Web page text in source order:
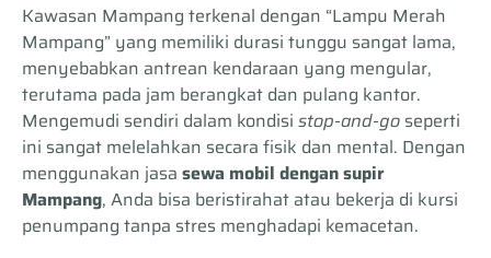
Kawasan Mampang terkenal dengan “Lampu Merah
Mampang” yang memiliki durasi tunggu sangat lama,
menyebabkan antrean kendaraan yang mengular,
terutama pada jam berangkat dan pulang kantor.
Mengemudi sendiri dalam kondisi stop-and-go seperti
ini sangat melelahkan secara fisik dan mental. Dengan
menggunakan jasa sewa mobil dengan supir
Mampang, Anda bisa beristirahat atau bekerja di kursi
penumpang tanpa stres menghadapi kemacetan.